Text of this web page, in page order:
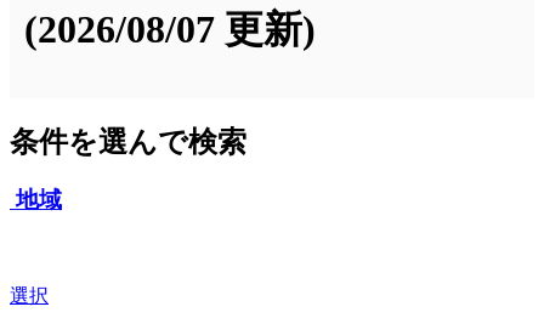
(2026/08/07 更新)
条件を選んで検索
地域
選択